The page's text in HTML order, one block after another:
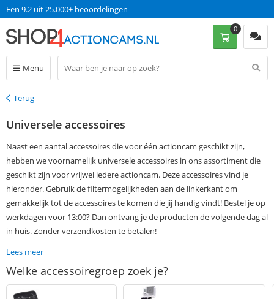
Een 9.2 uit 25.000+ beoordelingen
Menu
0
Terug
Terug
Universele accessoires
Naast een aantal accessoires die voor één actioncam geschikt zijn,
hebben we voornamelijk universele accessoires in ons assortiment die
geschikt zijn voor vrijwel iedere actioncam. Deze accessoires vind je
hieronder. Gebruik de filtermogelijkheden aan de linkerkant om
gemakkelijk tot de accessoires te komen die jij handig vindt! Bestel je op
werkdagen voor 13:00? Dan ontvang je de producten de volgende dag al
in huis. Zonder verzendkosten te betalen!
Lees meer
Welke accessoiregroep zoek je?